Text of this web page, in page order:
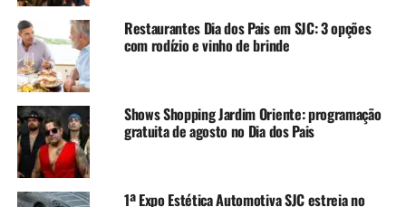
Restaurantes Dia dos Pais em SJC: 3 opções
com rodízio e vinho de brinde
Shows Shopping Jardim Oriente: programação
gratuita de agosto no Dia dos Pais
1ª Expo Estética Automotiva SJC estreia no